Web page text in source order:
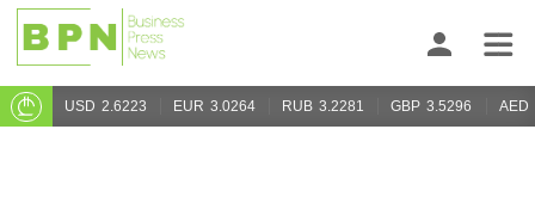
USD 2.6223 EUR 3.0264 RUB 3.2281 GBP 3.5296 AED